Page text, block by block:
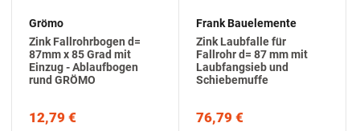
Grömo
Zink Fallrohrbogen d=
87mm x 85 Grad mit
Einzug - Ablaufbogen
rund GRÖMO
12,79 €
Frank Bauelemente
Zink Laubfalle für
Fallrohr d= 87 mm mit
Laubfangsieb und
Schiebemuffe
76,79 €